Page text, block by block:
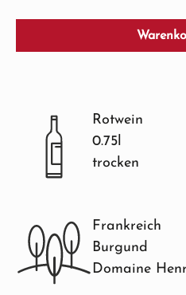
Rotwein
0.75l
trocken
Frankreich
Burgund
Domaine